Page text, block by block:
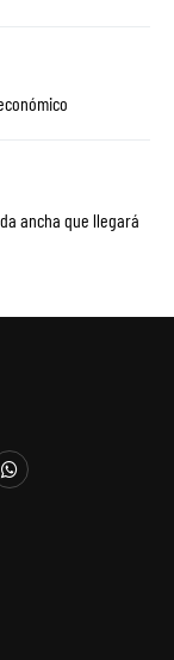
ancha que llegará